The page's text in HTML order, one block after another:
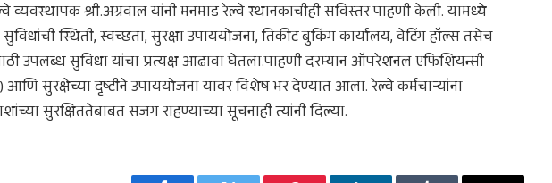
व्यवस्थापक श्री.अग्रवाल यांनी मनमाड रेल्वे स्थानकाचीही सविस्तर पाहणी केली. यामध्ये
सुविधांची स्थिती, स्वच्छता, सुरक्षा उपाययोजना, तिकीट बुकिंग कार्यालय, वेटिंग हॉल्स तसेच
उपलब्ध सुविधा यांचा प्रत्यक्ष आढावा घेतला.पाहणी दरम्यान ऑपरेशनल एफिशियन्सी
आणि सुरक्षेच्या दृष्टीने उपाययोजना यावर विशेष भर देण्यात आला. रेल्वे कर्मचाऱ्यांना
सुरक्षिततेबाबत सजग राहण्याच्या सूचनाही त्यांनी दिल्या.